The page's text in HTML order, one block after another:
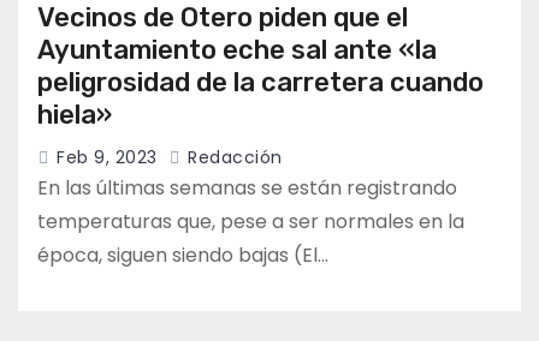
Vecinos de Otero piden que el
Ayuntamiento eche sal ante «la
peligrosidad de la carretera cuando
hiela»
Feb 9, 2023 Redacción
En las últimas semanas se están registrando
temperaturas que, pese a ser normales en la
época, siguen siendo bajas (El…